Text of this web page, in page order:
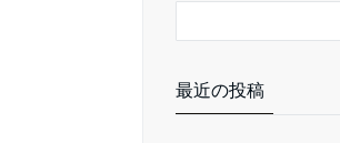
最近の投稿